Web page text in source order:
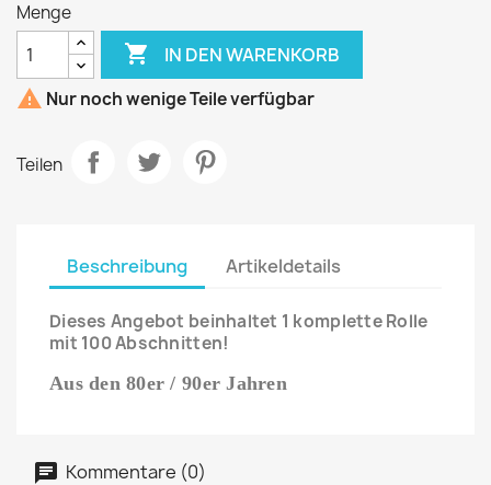
Menge
 IN DEN WARENKORB
 Nur noch wenige Teile verfügbar
Teilen
Beschreibung Artikeldetails
Dieses Angebot beinhaltet 1 komplette Rolle
mit 100 Abschnitten!
Aus den 80er / 90er Jahren
Kommentare (0)